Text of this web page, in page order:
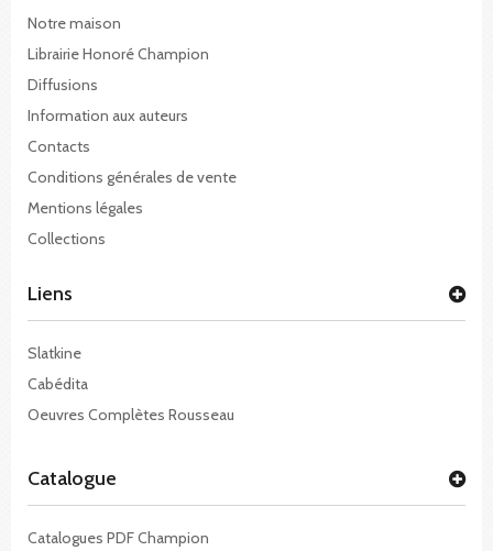
Notre maison
Librairie Honoré Champion
Diffusions
Information aux auteurs
Contacts
Conditions générales de vente
Mentions légales
Collections
Liens
Slatkine
Cabédita
Oeuvres Complètes Rousseau
Catalogue
Catalogues PDF Champion